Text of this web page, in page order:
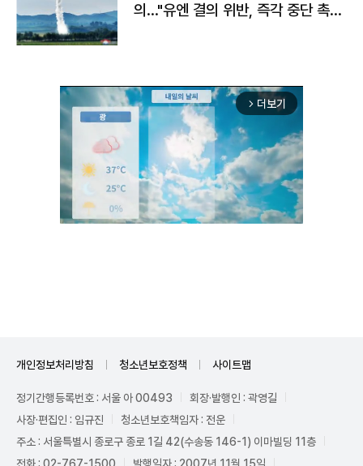
의…"유엔 결의 위반, 즉각 중단 촉
arrow_forward_ios 더보기
개인정보처리방침 청소년보호정책 사이트맵
정기간행등록번호 : 서울 아 00493
회장·발행인 : 곽영길
사장·편집인 : 임규진
청소년보호책임자 : 전운
주소 : 서울특별시 종로구 종로 1길 42(수송동 146-1) 이마빌딩 11층